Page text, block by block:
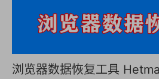
浏览器数据恢复工具